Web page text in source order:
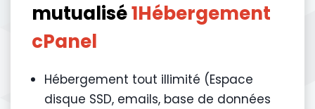
mutualisé1Hébergement
cPanel
Hébergement tout illimité (Espace
disque SSD, emails, base de données